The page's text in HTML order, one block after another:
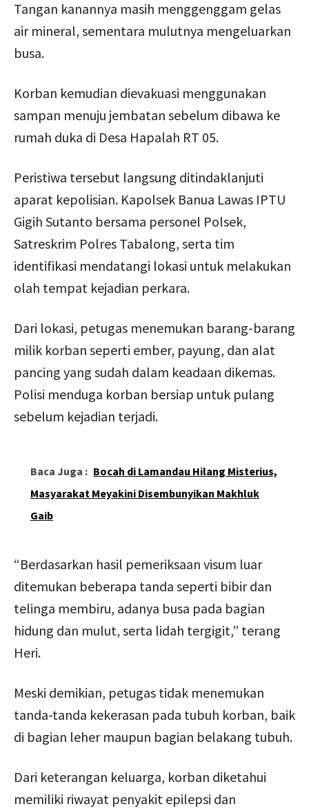
Tangan kanannya masih menggenggam gelas
air mineral, sementara mulutnya mengeluarkan
busa.
Korban kemudian dievakuasi menggunakan
sampan menuju jembatan sebelum dibawa ke
rumah duka di Desa Hapalah RT 05.
Peristiwa tersebut langsung ditindaklanjuti
aparat kepolisian. Kapolsek Banua Lawas IPTU
Gigih Sutanto bersama personel Polsek,
Satreskrim Polres Tabalong, serta tim
identifikasi mendatangi lokasi untuk melakukan
olah tempat kejadian perkara.
Dari lokasi, petugas menemukan barang-barang
milik korban seperti ember, payung, dan alat
pancing yang sudah dalam keadaan dikemas.
Polisi menduga korban bersiap untuk pulang
sebelum kejadian terjadi.
Baca Juga : Bocah di Lamandau Hilang Misterius,
Masyarakat Meyakini Disembunyikan Makhluk
Gaib
“Berdasarkan hasil pemeriksaan visum luar
ditemukan beberapa tanda seperti bibir dan
telinga membiru, adanya busa pada bagian
hidung dan mulut, serta lidah tergigit,” terang
Heri.
Meski demikian, petugas tidak menemukan
tanda-tanda kekerasan pada tubuh korban, baik
di bagian leher maupun bagian belakang tubuh.
Dari keterangan keluarga, korban diketahui
memiliki riwayat penyakit epilepsi dan